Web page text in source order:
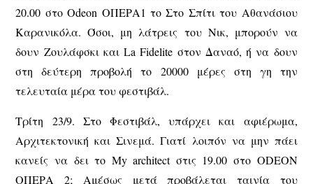
20.00 στο Odeon ΟΠΕΡΑ1 το Στο Σπίτι του Αθανάσιου
Καρανικόλα. Όσοι, μη λάτρεις του Νικ, μπορούν να
δουν Ζουλάφσκι και La Fidelite στον Δαναό, ή να δουν
στη δεύτερη προβολή το 20000 μέρες στη γη την
τελευταία μέρα του φεστιβάλ.
Τρίτη 23/9. Στο Φεστιβάλ, υπάρχει και αφιέρωμα,
Αρχιτεκτονική και Σινεμά. Γιατί λοιπόν να μην πάει
κανείς να δει το My architect στις 19.00 στο ODEON
ΟΠΕΡΑ 2; Αμέσως μετά προβάλεται ταινία του